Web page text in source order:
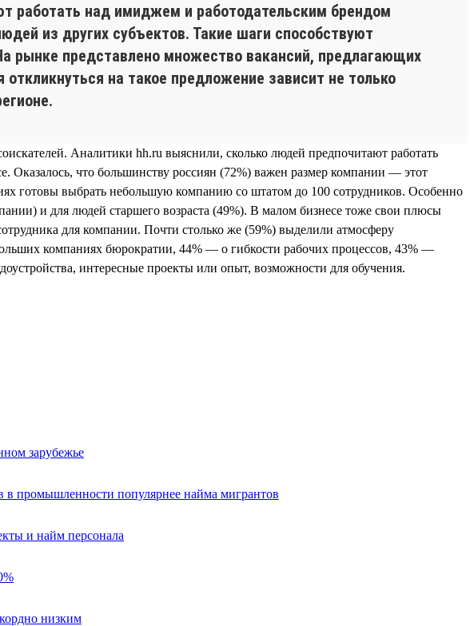
работать над имиджем и работодательским брендом
из других субъектов. Такие шаги способствуют
рынке представлено множество вакансий, предлагающих
на такое предложение зависит не только
Аналитики hh.ru выяснили, сколько людей предпочитают работать
Оказалось, что большинству россиян (72%) важен размер компании — этот
готовы выбрать небольшую компанию со штатом до 100 сотрудников. Особенно
и для людей старшего возраста (49%). В малом бизнесе тоже свои плюсы
для компании. Почти столько же (59%) выделили атмосферу
компаниях бюрократии, 44% — о гибкости рабочих процессов, 43% —
интересные проекты или опыт, возможности для обучения.
зарубежье
в промышленности популярнее найма мигрантов
и найм персонала
низким